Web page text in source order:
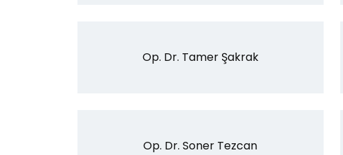
Op. Dr. Tamer Şakrak
Op. Dr. Soner Tezcan